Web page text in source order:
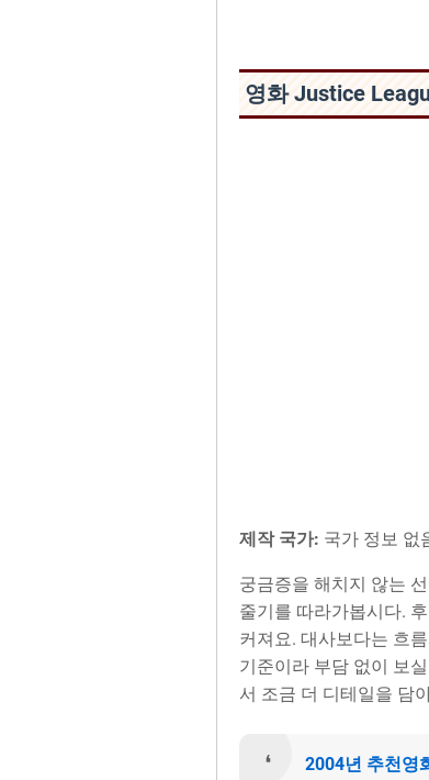
영화 Justice
제작 국가: 국가 정보 없
궁금증을 해치지 않는
줄기를 따라가봅시다.
커져요. 대사보다는 흐
기준이라 부담 없이 보
서 조금 더 디테일을 담
2004년 추천영